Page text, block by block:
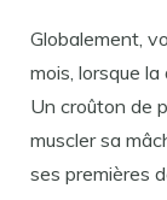
Globalement,
mois, lorsque
Un croûton de
muscler sa
ses premières